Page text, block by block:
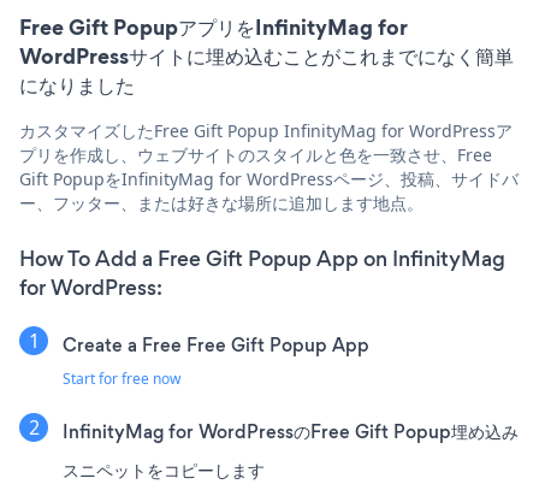
Free Gift PopupアプリをInfinityMag for
WordPressサイトに埋め込むことがこれまでになく簡単
になりました
カスタマイズしたFree Gift Popup InfinityMag for WordPressア
プリを作成し、ウェブサイトのスタイルと色を一致させ、Free
Gift PopupをInfinityMag for WordPressページ、投稿、サイドバ
ー、フッター、または好きな場所に追加します地点。
How To Add a Free Gift Popup App on InfinityMag
for WordPress:
Create a Free Free Gift Popup App
Start for free now
InfinityMag for WordPressのFree Gift Popup埋め込み
スニペットをコピーします